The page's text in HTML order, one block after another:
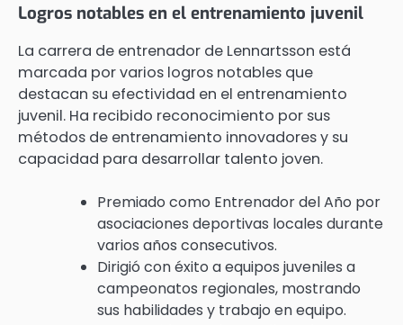
Logros notables en el entrenamiento juvenil
La carrera de entrenador de Lennartsson está
marcada por varios logros notables que
destacan su efectividad en el entrenamiento
juvenil. Ha recibido reconocimiento por sus
métodos de entrenamiento innovadores y su
capacidad para desarrollar talento joven.
Premiado como Entrenador del Año por
asociaciones deportivas locales durante
varios años consecutivos.
Dirigió con éxito a equipos juveniles a
campeonatos regionales, mostrando
sus habilidades y trabajo en equipo.